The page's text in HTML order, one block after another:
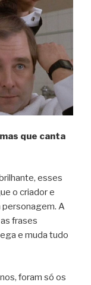
que canta
esses
o criador e
A
frases
e muda tudo
foram só os